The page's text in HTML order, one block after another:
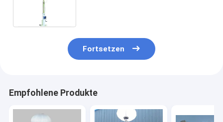
Fortsetzen
Empfohlene Produkte